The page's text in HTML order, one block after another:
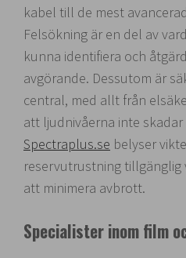
kabel till de mest
Felsökning är en del av
kunna identifiera och
avgörande. Dessutom är
central, med allt från
att ljudnivåerna inte
Spectraplus.se belyser
reservutrustning tillgänglig
att minimera avbrott.
Specialister inom film